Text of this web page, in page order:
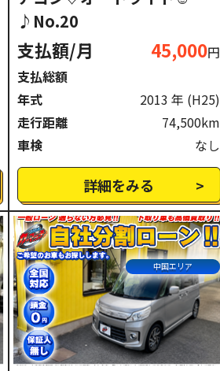
♪No.20
支払額/月 45,000円
支払総額
年式
2013 年 (H25)
走行距離
74,500km
車検
なし
詳細をみる
中国エリア